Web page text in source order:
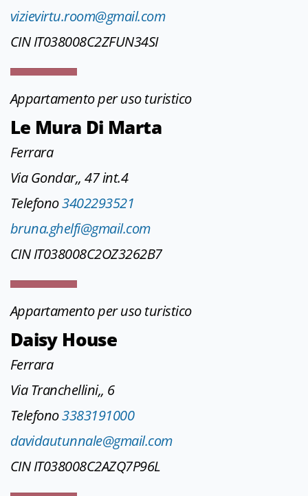
vizievirtu.room@gmail.com
CIN IT038008C2ZFUN34SI
Appartamento per uso turistico
Le Mura Di Marta
Ferrara
Via Gondar,, 47 int.4
Telefono3402293521
bruna.ghelfi@gmail.com
CIN IT038008C2OZ3262B7
Appartamento per uso turistico
Daisy House
Ferrara
Via Tranchellini,, 6
Telefono3383191000
davidautunnale@gmail.com
CIN IT038008C2AZQ7P96L